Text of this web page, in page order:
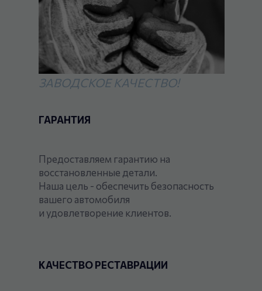
ГАРАНТИЯ
Предоставляем гарантию на
восстановленные детали.
Наша цель - обеспечить безопасность
вашего автомобиля
и удовлетворение клиентов.
КАЧЕСТВО РЕСТАВРАЦИИ
ЗАВОДСКОЕ КАЧЕСТВО!